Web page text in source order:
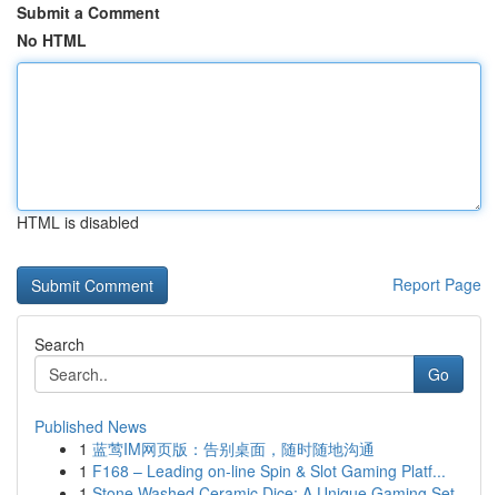
Submit a Comment
No HTML
HTML is disabled
Report Page
Search
Go
Published News
1 蓝莺IM网页版：告别桌面，随时随地沟通
1 F168 – Leading on-line Spin & Slot Gaming Platf...